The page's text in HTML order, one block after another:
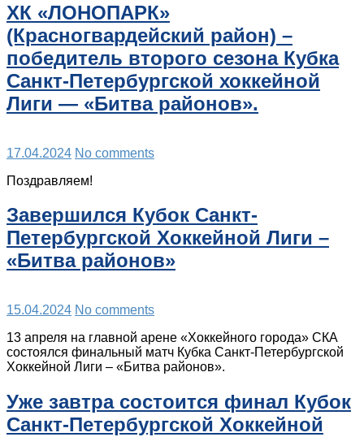
ХК «ЛОНОПАРК»
(Красногвардейский район) –
победитель второго сезона Кубка
Санкт-Петербургской хоккейной
Лиги — «Битва районов».
17.04.2024 No comments
Поздравляем!
Завершился Кубок Санкт-
Петербургской Хоккейной Лиги –
«Битва районов»
15.04.2024 No comments
13 апреля на главной арене «Хоккейного города» СКА
состоялся финальный матч Кубка Санкт-Петербургской
Хоккейной Лиги – «Битва районов».
Уже завтра состоится финал Кубок
Санкт-Петербургской Хоккейной